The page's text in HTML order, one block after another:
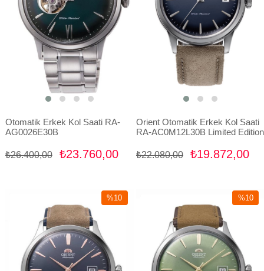
Otomatik Erkek Kol Saati RA-
AG0026E30B
₺23.760,00
₺26.400,00
Orient Otomatik Erkek Kol Saati
RA-AC0M12L30B Limited Edition
₺19.872,00
₺22.080,00
%10
%10